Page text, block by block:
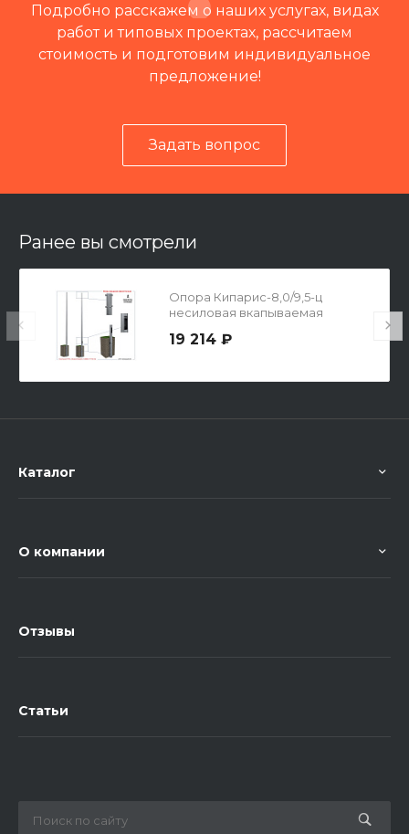
Подробно расскажем о наших услугах, видах
работ и типовых проектах, рассчитаем
стоимость и подготовим индивидуальное
предложение!
Задать вопрос
Ранее вы смотрели
Опора Кипарис-8,0/9,5-ц
несиловая вкапываемая
19 214 ₽
Каталог
О компании
Отзывы
Статьи